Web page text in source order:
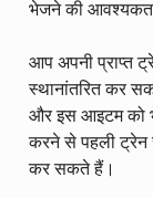
भेजने की आवश्यकता
आप अपनी प्राप्त
स्थानांतरित कर
और इस आइटम को
करने से पहली ट्रेन
कर सकते हैं।